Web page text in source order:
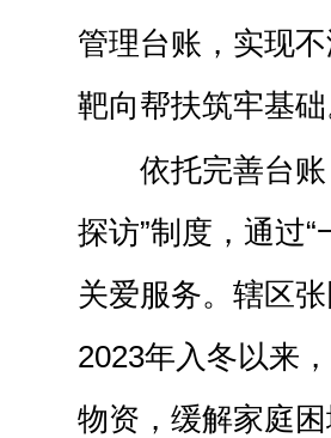
管理台账，实现
靶向帮扶筑牢基础
依托完善台
探访”制度，通过
关爱服务。辖区
2023年入冬以来
物资，缓解家庭